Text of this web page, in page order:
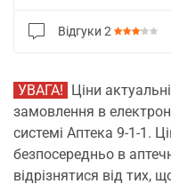
Відгуки 2
УВАГА! Ціни
замовлення в
системі Аптека 9-1-1.
безпосередньо в
відрізнятися від тих,